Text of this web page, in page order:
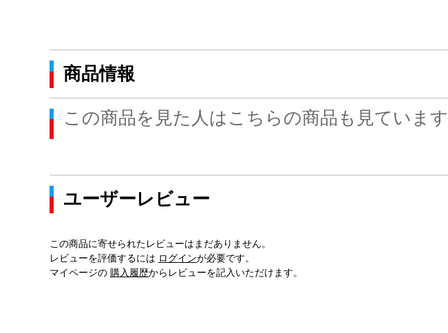
商品情報
この商品を見た人はこちらの商品も見ています
ユーザーレビュー
この商品に寄せられたレビューはまだありません。
レビューを評価するには ログインが必要です。
マイページの 購入履歴からレビューを記入いただけます。